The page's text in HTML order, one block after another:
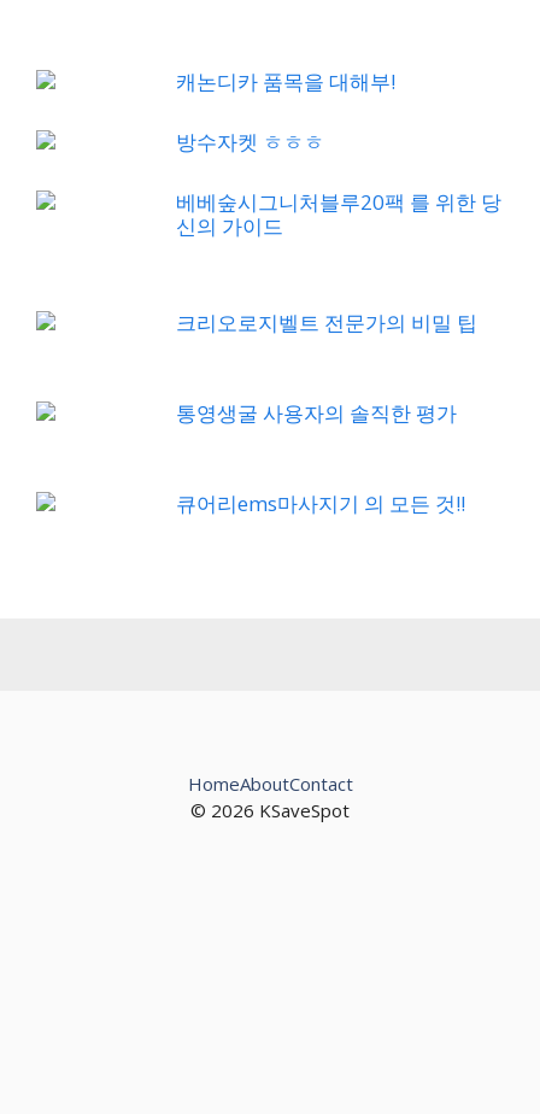
캐논디카 품목을 대해부!
방수자켓 ㅎㅎㅎ
베베숲시그니처블루20팩 를 위한 당
신의 가이드
크리오로지벨트 전문가의 비밀 팁
통영생굴 사용자의 솔직한 평가
큐어리ems마사지기 의 모든 것!!
© 2026 KSaveSpot
HomeAboutContact